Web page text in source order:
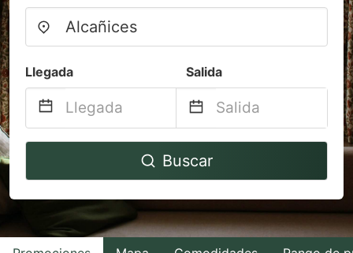
Llegada Salida
Navigate
to
interact
with
Navigate
to
interact
with
Buscar